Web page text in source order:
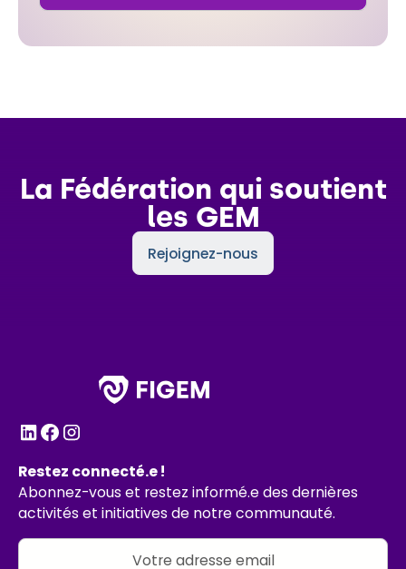
La Fédération qui soutient
les GEM
Rejoignez-nous
Restez connecté.e !
Abonnez-vous et restez informé.e des dernières
activités et initiatives de notre communauté.